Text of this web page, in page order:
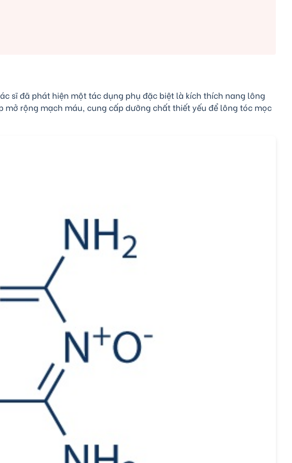
sĩ đã phát hiện một tác dụng phụ đặc biệt là kích thích nang lông
rộng mạch máu, cung cấp dưỡng chất thiết yếu để lông tóc mọc